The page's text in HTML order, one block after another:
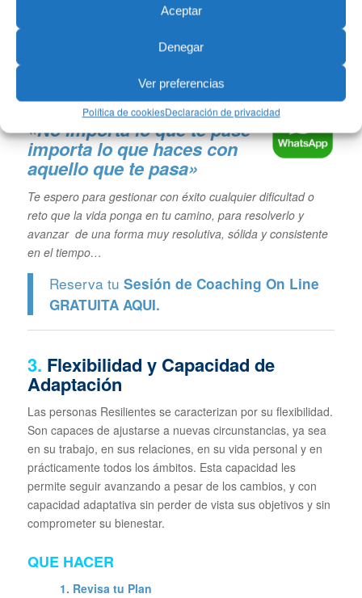
Aceptar
Denegar
Ver preferencias
Política de cookiesDeclaración de privacidad
«No importa lo que te pase
importa lo que haces con
aquello que te pasa»
Te espero para gestionar con éxito cualquier dificultad o
reto que la vida ponga en tu camino, para resolverlo y
avanzar de una forma muy resolutiva, sólida y consistente
en el tiempo…
Reserva tu Sesión de Coaching On Line
GRATUITA AQUI.
3. Flexibilidad y Capacidad de
Adaptación
Las personas Resilientes se caracterizan por su flexibilidad.
Son capaces de ajustarse a nuevas circunstancias, ya sea
en su trabajo, en sus relaciones, en su vida personal y en
prácticamente todos los ámbitos. Esta capacidad les
permite seguir avanzando a pesar de los cambios, y con
capacidad adaptativa sin perder de vista sus objetivos y sin
comprometer su bienestar.
QUE HACER
1. Revisa tu Plan